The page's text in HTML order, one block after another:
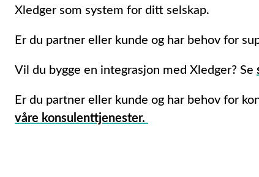
Xledger som system for ditt selskap.
Er du partner eller kunde og har behov for
Vil du bygge en integrasjon med Xledger? Se
Er du partner eller kunde og har behov for
våre konsulenttjenester.